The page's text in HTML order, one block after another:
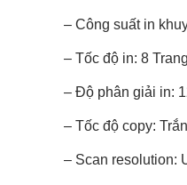
– Công suất in
– Tốc độ in: 8
– Độ phân giải in:
– Tốc độ copy:
– Scan resolution: